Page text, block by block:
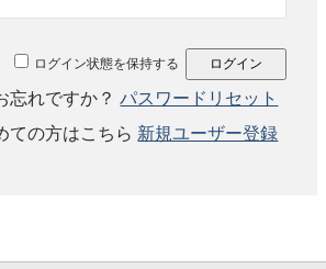
ログイン状態を保持する
忘れですか？パスワードリセット
ての方はこちら 新規ユーザー登録